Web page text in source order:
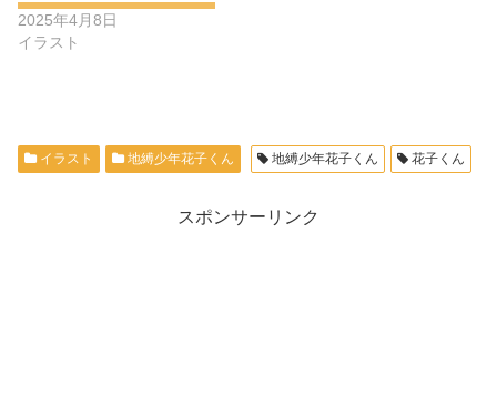
2025年4月8日
イラスト
イラスト 地縛少年花子くん 地縛少年花子くん 花子くん
スポンサーリンク